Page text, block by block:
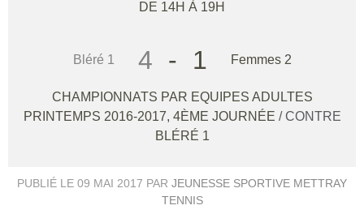
DE 14H À 19H
Bléré 1 4 - 1 Femmes 2
CHAMPIONNATS PAR EQUIPES ADULTES
PRINTEMPS 2016-2017, 4ÈME JOURNÉE / CONTRE
BLÉRÉ 1
PUBLIÉ LE 09 MAI 2017 PAR JEUNESSE SPORTIVE METTRAY
TENNIS